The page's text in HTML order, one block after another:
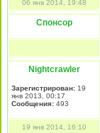
06 янв 2014, 19:48
Спонсор
Nightcrawler
Зарегистрирован: 19
янв 2013, 00:17
Сообщения: 493
19 янв 2014, 16:10